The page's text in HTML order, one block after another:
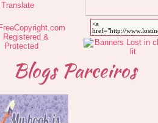
Translate
Blogs Parceiros